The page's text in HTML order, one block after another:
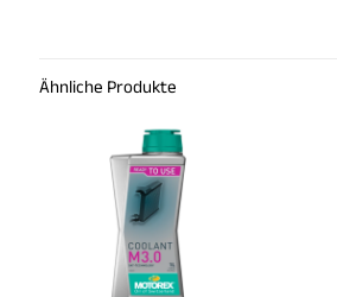
Ähnliche Produkte